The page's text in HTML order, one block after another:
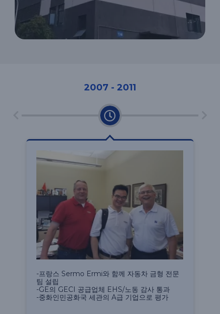
2007 - 2011
-프랑스 Sermo Ermi와 함께 자동차 금형 전문
팀 설립
-GE의 GECI 공급업체 EHS/노동 감사 통과
-중화인민공화국 세관의 A급 기업으로 평가